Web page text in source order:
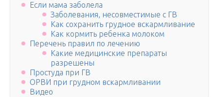
Если мама заболела
Заболевания, несовместимые с ГВ
Как сохранить грудное вскармливание
Как кормить ребенка молоком
Перечень правил по лечению
Какие медицинские препараты
разрешены
Простуда при ГВ
ОРВИ при грудном вскармливании
Видео